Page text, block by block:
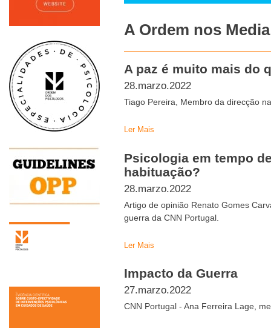
A Ordem nos Media
A paz é muito mais do
28.marzo.2022
Tiago Pereira, Membro da direcção
Ler Mais
Psicologia em tempo
habituação?
28.marzo.2022
Artigo de opinião Renato Gomes
guerra da CNN Portugal.
Ler Mais
Impacto da Guerra
27.marzo.2022
CNN Portugal - Ana Ferreira Lage,